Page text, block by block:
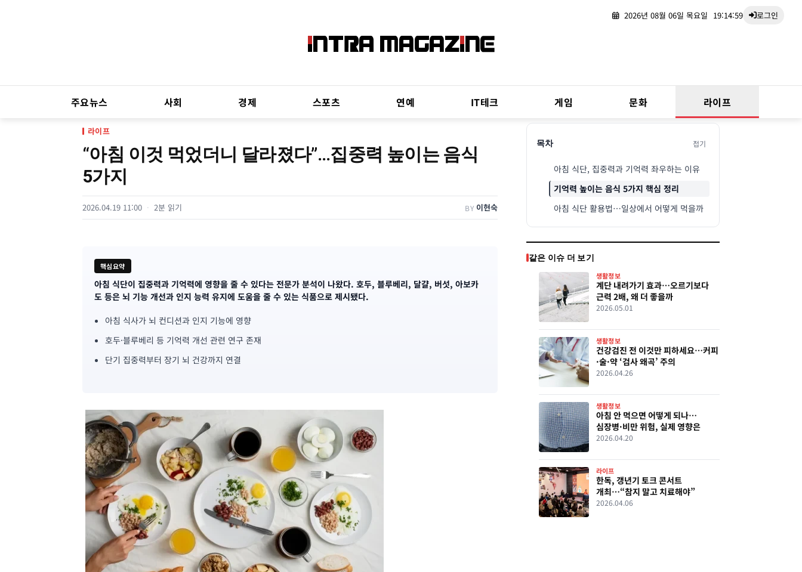
2026년 08월 06일 목요일 19:15:00 로그인
주요뉴스 사회 경제 스포츠 연예 IT테크 게임 문화 라이프
라이프
“아침 이것 먹었더니 달라졌다”…집중력 높이는 음식
5가지
2026.04.19 11:00 2분 읽기 BY 이현숙
핵심요약
기
심
아침 식단이 집중력과 기억력에 영향을 줄 수 있다는 전문가 분석이 나왔다. 호두, 블루베리, 달걀, 버섯, 아보카
도 등은 뇌 기능 개선과 인지 능력 유지에 도움을 줄 수 있는 식품으로 제시됐다.
아침 식사가 뇌 컨디션과 인지 기능에 영향
호두·블루베리 등 기억력 개선 관련 연구 존재
단기 집중력부터 장기 뇌 건강까지 연결
목차 접기
아침 식단, 집중력과 기억력 좌우하는 이유
기억력 높이는 음식 5가지 핵심 정리
아침 식단 활용법…일상에서 어떻게 먹을까
같은 이슈 더 보기
생활정보
계단 내려가기 효과…오르기보다
근력 2배, 왜 더 좋을까
2026.05.01
생활정보
건강검진 전 이것만 피하세요…커피
·술·약 ‘검사 왜곡’ 주의
2026.04.26
생활정보
아침 안 먹으면 어떻게 되나…
심장병·비만 위험, 실제 영향은
2026.04.20
라이프
한독, 갱년기 토크 콘서트
개최…“참지 말고 치료해야”
2026.04.06